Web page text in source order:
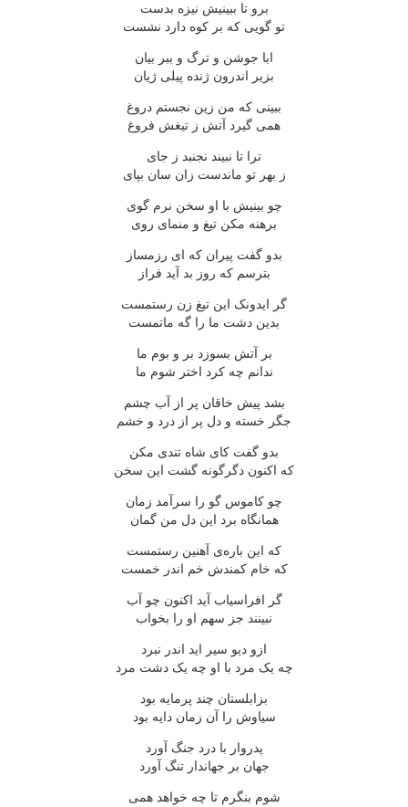
برو تا ببینیش نیزه بدست
تو گویی که بر کوه دارد نشست
ابا جوشن و ترگ و ببر بیان
بزیر اندرون ژنده پیلی ژیان
ببینی که من زین نجستم دروغ
همی گیرد آتش ز تیغش فروغ
ترا تا نبیند نجنبد ز جای
ز بهر تو ماندست زان سان بپای
چو بینیش با او سخن نرم گوی
برهنه مکن تیغ و منمای روی
بدو گفت پیران که ای رزمساز
بترسم که روز بد آید فراز
گر ایدونک این تیغ زن رستمست
بدین دشت ما را گه ماتمست
بر آتش بسوزد بر و بوم ما
ندانم چه کرد اختر شوم ما
بشد پیش خاقان پر از آب چشم
جگر خسته و دل پر از درد و خشم
بدو گفت کای شاه تندی مکن
که اکنون دگرگونه گشت این سخن
چو کاموس گو را سرآمد زمان
همانگاه برد این دل من گمان
که این باره‌ی آهنین رستمست
که خام کمندش خم اندر خمست
گر افراسیاب آید اکنون چو آب
نبینند جز سهم او را بخواب
ازو دیو سیر اید اندر نبرد
چه یک مرد با او چه یک دشت مرد
بزابلستان چند پرمایه بود
سیاوش را آن زمان دایه بود
پدروار با درد جنگ آورد
جهان بر جهاندار تنگ آورد
شوم بنگرم تا چه خواهد همی